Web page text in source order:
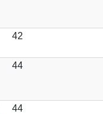
42
44
44